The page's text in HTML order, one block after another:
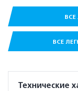
ВСЕ
Технические